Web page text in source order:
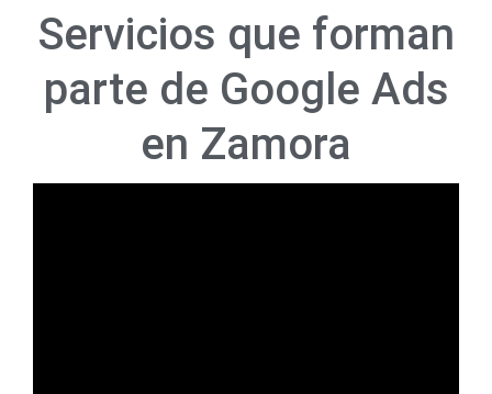
Servicios que forman
parte de Google Ads
en Zamora